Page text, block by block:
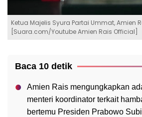
Ketua Majelis Syura Partai Ummat, Amien
[Suara.com/Youtube Amien Rais Official]
Baca 10 detik
Amien Rais mengungkapkan
menteri koordinator terkait
bertemu Presiden Prabowo